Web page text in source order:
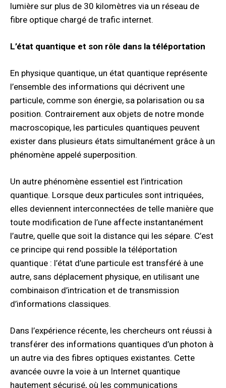
lumière sur plus de 30 kilomètres via un réseau de
fibre optique chargé de trafic internet.
L’état quantique et son rôle dans la téléportation
En physique quantique, un état quantique représente
l’ensemble des informations qui décrivent une
particule, comme son énergie, sa polarisation ou sa
position. Contrairement aux objets de notre monde
macroscopique, les particules quantiques peuvent
exister dans plusieurs états simultanément grâce à un
phénomène appelé superposition.
Un autre phénomène essentiel est l’intrication
quantique. Lorsque deux particules sont intriquées,
elles deviennent interconnectées de telle manière que
toute modification de l’une affecte instantanément
l’autre, quelle que soit la distance qui les sépare. C’est
ce principe qui rend possible la téléportation
quantique : l’état d’une particule est transféré à une
autre, sans déplacement physique, en utilisant une
combinaison d’intrication et de transmission
d’informations classiques.
Dans l’expérience récente, les chercheurs ont réussi à
transférer des informations quantiques d’un photon à
un autre via des fibres optiques existantes. Cette
avancée ouvre la voie à un Internet quantique
hautement sécurisé, où les communications